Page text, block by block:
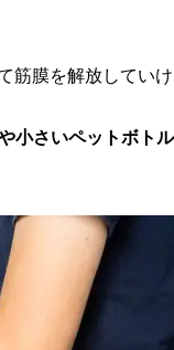
膜を解放してい
小さいペットボト